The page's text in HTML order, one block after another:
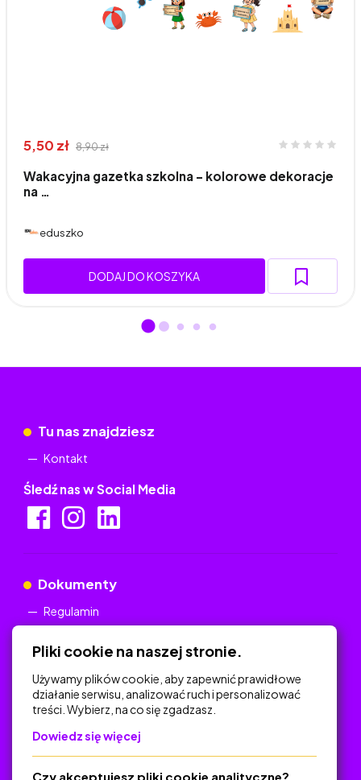
5,50 zł 8,90 zł
Wakacyjna gazetka szkolna – kolorowe dekoracje
na …
eduszko
DODAJ DO KOSZYKA
Tu nas znajdziesz
Kontakt
Śledź nas w Social Media
Dokumenty
Regulamin
Na skróty
Polityka Prywatności
Regulamin
Pliki cookie na naszej stronie.
Używamy plików cookie, aby zapewnić prawidłowe
działanie serwisu, analizować ruch i personalizować
treści. Wybierz, na co się zgadzasz.
Dowiedz się więcej
Czy akceptujesz pliki cookie analityczne?